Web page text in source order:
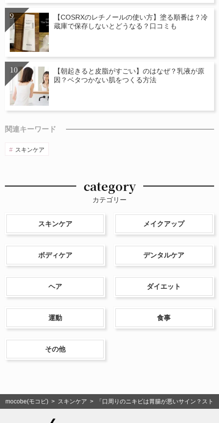
【COSRXのレチノールの使い方】塗る順番は？冷
蔵庫で保存しないとどうなる？口コミも
【朝起きると皮脂がすごい】のはなぜ？乳液が原
因？ベタつかない肌をつくる方法
関連キーワード
スキンケア
category
カテゴリー
スキンケア メイクアップ
ボディケア デンタルケア
ヘア ダイエット
運動 食事
その他
mocobe(モコビ) > スキンケア > 「口周りのニキビは胃腸が悪いサイン？スト